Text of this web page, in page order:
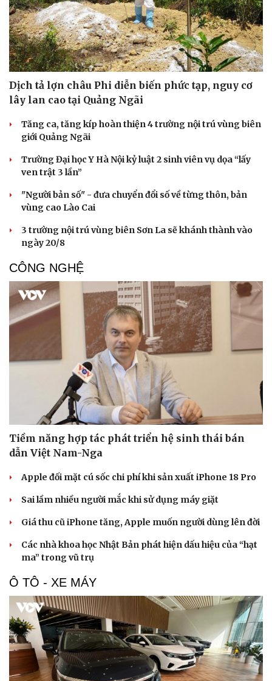
Sức khỏe
Cây thuốc
Sản phụ khoa
Nhi khoa
Nam khoa
Làm đẹp - giảm cân
Phòng mạch online
Ăn sạch sống khỏe
Tình yêu - Gia đình
Dịch tả lợn châu Phi diễn biến phức tạp, nguy cơ
lây lan cao tại Quảng Ngãi
Tăng ca, tăng kíp hoàn thiện 4 trường nội trú vùng biên
giới Quảng Ngãi
Trường Đại học Y Hà Nội kỷ luật 2 sinh viên vụ dọa “lấy
ven trật 3 lần”
"Người bản số" - đưa chuyển đổi số về từng thôn, bản
vùng cao Lào Cai
3 trường nội trú vùng biên Sơn La sẽ khánh thành vào
ngày 20/8
CÔNG NGHỆ
Tiềm năng hợp tác phát triển hệ sinh thái bán
dẫn Việt Nam-Nga
Apple đối mặt cú sốc chi phí khi sản xuất iPhone 18 Pro
Sai lầm nhiều người mắc khi sử dụng máy giặt
Giá thu cũ iPhone tăng, Apple muốn người dùng lên đời
Các nhà khoa học Nhật Bản phát hiện dấu hiệu của “hạt
ma” trong vũ trụ
Ô TÔ - XE MÁY